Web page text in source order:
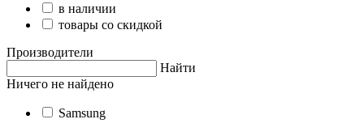
в наличии
товары со скидкой
Производители
Найти
Ничего не найдено
Samsung